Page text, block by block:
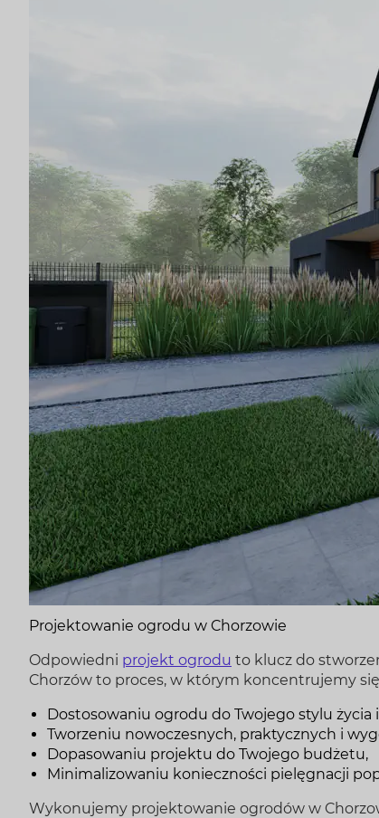
Projektowanie ogrodu w Chorzowie
Odpowiedni projekt ogrodu to klucz do
Chorzów to proces, w którym koncentrujemy
Dostosowaniu ogrodu do Twojego stylu życia
Tworzeniu nowoczesnych, praktycznych i
Dopasowaniu projektu do Twojego budżetu,
Minimalizowaniu konieczności pielęgnacji
Wykonujemy projektowanie ogrodów w